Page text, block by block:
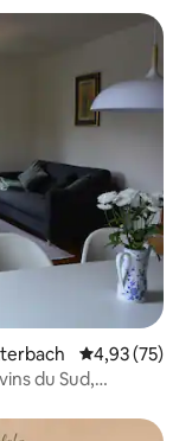
Évaluation
4,93 (75)
du Sud,